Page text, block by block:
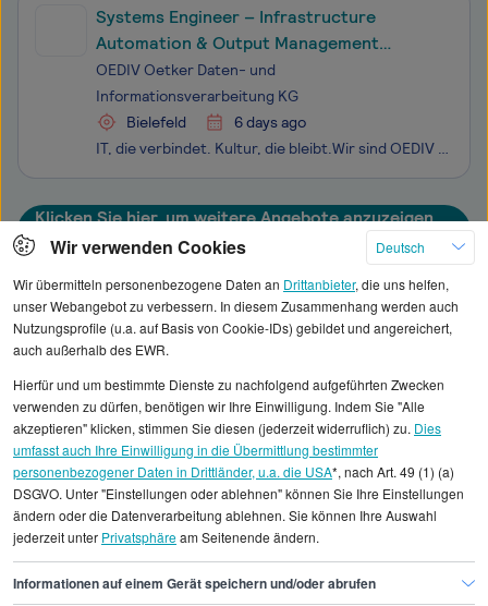
Systems Engineer – Infrastructure
Automation & Output Management
(m/w/d)
OEDIV Oetker Daten- und
Informationsverarbeitung KG
Bielefeld
6 days ago
IT, die verbindet. Kultur, die bleibt.Wir sind OEDIV – Partner für IT-Infrastruktur und Managed Services im deutschen Mittelstand. Seit 30 Jahren leben wir echte Verbindung indem wir unsere Kunden mit tiefem technischen Know-how, viel Flexibilität und echtem Teamgeist begleiten.Unsere Schwerpunkte:
Klicken Sie hier, um weitere Angebote anzuzeigen
Alle angezeigten Gehaltsdaten beruhen auf
Durchschnittswerte und die Angaben können nicht
einzelnen Stellenangeboten zugeordnet werden.
Gehaltsinformationen
IT
Ingenieur/in Testautomatisierung
Ingenieur/in Testautomatisierung Bielefeld
Wir verwenden Cookies
Deutsch
Wir übermitteln personenbezogene Daten an Drittanbieter, die uns helfen,
unser Webangebot zu verbessern. In diesem Zusammenhang werden auch
Nutzungsprofile (u.a. auf Basis von Cookie-IDs) gebildet und angereichert,
auch außerhalb des EWR.
Hierfür und um bestimmte Dienste zu nachfolgend aufgeführten Zwecken
verwenden zu dürfen, benötigen wir Ihre Einwilligung. Indem Sie "Alle
akzeptieren" klicken, stimmen Sie diesen (jederzeit widerruflich) zu. Dies
umfasst auch Ihre Einwilligung in die Übermittlung bestimmter
personenbezogener Daten in Drittländer, u.a. die USA*, nach Art. 49 (1) (a)
DSGVO. Unter "Einstellungen oder ablehnen" können Sie Ihre Einstellungen
ändern oder die Datenverarbeitung ablehnen. Sie können Ihre Auswahl
jederzeit unter Privatsphäream Seitenende ändern.
Informationen auf einem Gerät speichern und/oder abrufen